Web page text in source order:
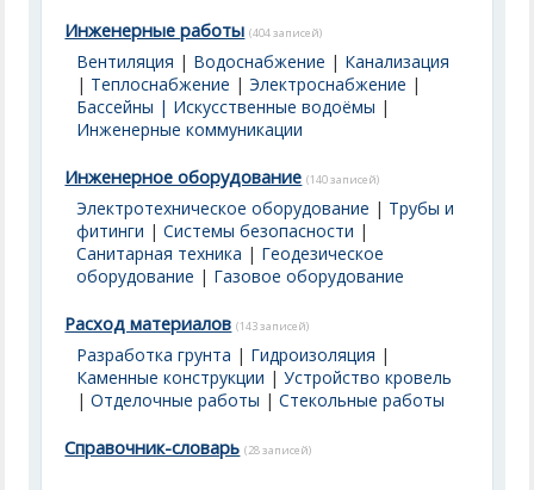
Инженерные работы (404 записей)
Вентиляция | Водоснабжение | Канализация
| Теплоснабжение |Электроснабжение |
Бассейны | Искусственные водоёмы |
Инженерные коммуникации
Инженерное оборудование (140 записей)
Электротехническое оборудование | Трубы и
фитинги |Системы безопасности |
Санитарная техника | Геодезическое
оборудование | Газовое оборудование
Расход материалов (143 записей)
Разработка грунта | Гидроизоляция |
Каменные конструкции |Устройство кровель
|Отделочные работы |Стекольные работы
Справочник-словарь (28 записей)